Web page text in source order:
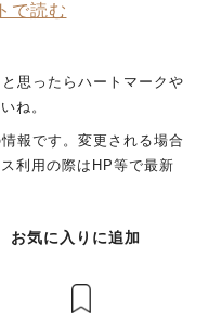
で読む
思ったらハートマークや
ね。
報です。変更される場合
利用の際はHP等で最新
お気に入りに追加